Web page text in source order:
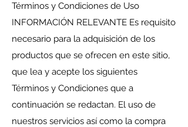
Términos y Condiciones de Uso
INFORMACIÓN RELEVANTE Es requisito
necesario para la adquisición de los
productos que se ofrecen en este sitio,
que lea y acepte los siguientes
Términos y Condiciones que a
continuación se redactan. El uso de
nuestros servicios así como la compra